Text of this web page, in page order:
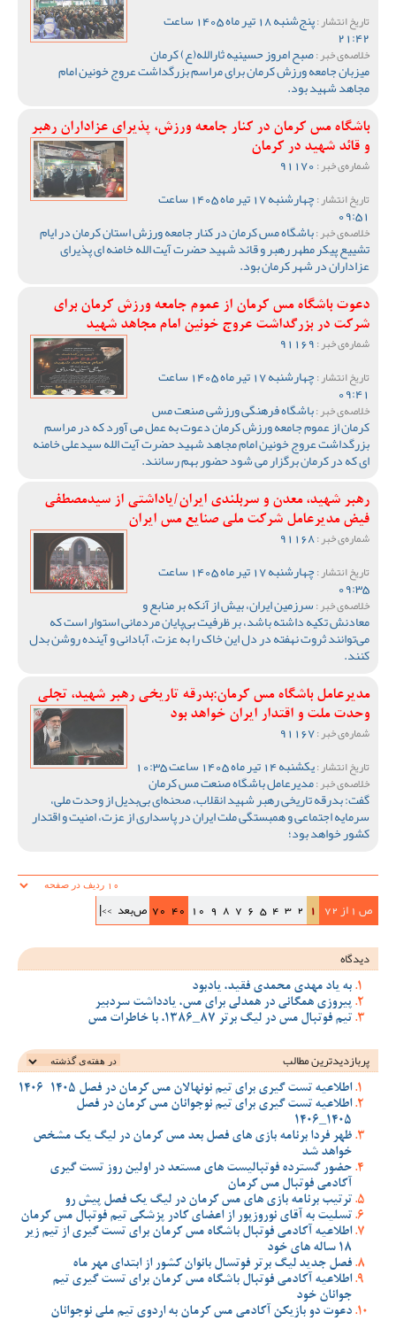
تاریخ انتشار : پنج‌شنبه 18 تیر ماه 1405 ساعت
21:42
خلاصه‌ی خبر :صبح امروز حسینیه ثارالله(ع) کرمان
میزبان جامعه ورزش کرمان برای مراسم بزرگداشت عروج خونین امام
مجاهد شهید بود.
باشگاه مس کرمان در کنار جامعه ورزش، پذیرای عزاداران رهبر
و قائد شهید در کرمان
شماره‌ی خبر :
تاریخ انتشار : چهارشنبه 17 تیر ماه 1405 ساعت
09:51
خلاصه‌ی خبر :باشگاه مس کرمان در کنار جامعه ورزش استان کرمان در ایام
تشییع پیکر مطهر رهبر و قائد شهید حضرت آیت الله خامنه ای پذیرای
عزاداران در شهر کرمان بود.
دعوت باشگاه مس کرمان از عموم جامعه ورزش کرمان برای
شرکت در بزرگداشت عروج خونین امام مجاهد شهید
شماره‌ی خبر :
تاریخ انتشار : چهارشنبه 17 تیر ماه 1405 ساعت
09:41
خلاصه‌ی خبر :باشگاه فرهنگی ورزشی صنعت مس
کرمان از عموم جامعه ورزش کرمان دعوت به عمل می آورد که در مراسم
بزرگداشت عروج خونین امام مجاهد شهید حضرت آیت الله سیدعلی خامنه
ای که در کرمان برگزار می شود حضور بهم رسانند.
رهبر شهید، معدن و سربلندی ایران/یاداشتی از سیدمصطفی‌‌
فیض مدیرعامل شرکت ملی صنایع مس ایران
شماره‌ی خبر :
تاریخ انتشار : چهارشنبه 17 تیر ماه 1405 ساعت
09:35
خلاصه‌ی خبر :سرزمین ایران، بیش از آنکه بر منابع و
معادنش تکیه داشته باشد، بر ظرفیت بی‌پایان مردمانی استوار است که
می‌توانند ثروت نهفته در دل این خاک را به عزت، آبادانی و آینده روشن بدل
کنند.
مدیرعامل باشگاه مس کرمان:بدرقه تاریخی رهبر شهید، تجلی
وحدت ملت و اقتدار ایران خواهد بود
شماره‌ی خبر :
تاریخ انتشار :یکشنبه 14 تیر ماه 1405 ساعت 10:35
خلاصه‌ی خبر :مدیرعامل باشگاه صنعت مس کرمان
گفت: بدرقه تاریخی رهبر شهید انقلاب، صحنه‌ای بی‌بدیل از وحدت ملی،
سرمایه اجتماعی و همبستگی ملت ایران در پاسداری از عزت، امنیت و اقتدار
کشور خواهد بود؛
ص 1 از 72 1
2
3
4
5
6
7
8
9
10
40
70 ص‌بعد >>|
دیدگاه
به یاد مهدی محمدی فقید، یادبود
پیروزی همگانی در همدلی برای مس، یادداشت سردبیر
تیم فوتبال مس در لیگ برتر 87_1386، با خاطرات مس
پربازدیدترین‌ مطالب
اطلاعیه تست گیری برای تیم نونهالان مس کرمان در فصل 1405-1406
اطلاعیه تست گیری برای تیم نوجوانان مس کرمان در فصل
1405_1406
ظهر فردا برنامه بازی های فصل بعد مس کرمان در لیگ یک مشخص
خواهد شد
حضور گسترده فوتبالیست های مستعد در اولین روز تست گیری
آکادمی فوتبال مس کرمان
ترتیب برنامه بازی های مس کرمان در لیگ یک فصل پیش رو
تسلیت به آقای نوروزپور از اعضای کادر پزشکی تیم فوتبال مس کرمان
اطلاعیه آکادمی فوتبال باشگاه مس کرمان برای تست گیری از تیم زیر
18 ساله های خود
فصل جدید لیگ برتر فوتسال بانوان کشور از ابتدای مهر ماه
اطلاعیه آکادمی فوتبال باشگاه مس کرمان برای تست گیری تیم
جوانان خود
دعوت دو بازیکن آکادمی مس کرمان به اردوی تیم ملی نوجوانان